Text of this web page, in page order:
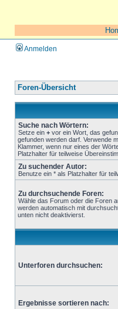
Anmelden
Foren-Übersicht
Suche nach Wörtern:
Setze ein + vor ein Wort, das
gefunden werden darf. Verwende
Klammer, wenn nur eines der
Platzhalter für teilweise
Zu suchender Autor:
Benutze ein * als Platzhalter für
Zu durchsuchende Foren:
Wähle das Forum oder die Foren
werden automatisch mit
unten nicht deaktivierst.
Unterforen durchsuchen:
Ergebnisse sortieren nach: